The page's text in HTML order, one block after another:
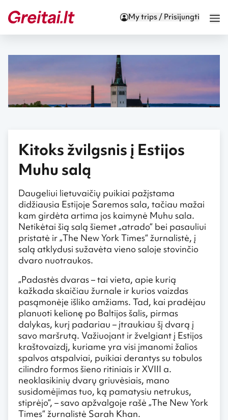
My trips / Prisijungti
Kitoks žvilgsnis į Estijos
Muhu salą
Daugeliui lietuvaičių puikiai pažįstama
didžiausia Estijoje Saremos sala, tačiau mažai
kam girdėta artima jos kaimynė Muhu sala.
Netikėtai šią salą šiemet „atrado“ bei pasauliui
pristatė ir „The New York Times“ žurnalistė, į
salą atklydusi sužavėta vieno saloje stovinčio
dvaro nuotraukos.
„Padastės dvaras – tai vieta, apie kurią
kažkada skaičiau žurnale ir kurios vaizdas
pasąmonėje išliko amžiams. Tad, kai pradėjau
planuoti kelionę po Baltijos šalis, pirmas
dalykas, kurį padariau – įtraukiau šį dvarą į
savo maršrutą. Važiuojant ir žvelgiant į Estijos
kraštovaizdį, kuriame yra visi įmanomi žalios
spalvos atspalviai, puikiai derantys su tobulos
cilindro formos šieno ritiniais ir XVIII a.
neoklasikinių dvarų griuvėsiais, mano
susidomėjimas tuo, ką pamatysiu netrukus,
stiprėjo“, – savo apžvalgoje rašė „The New York
Times“ žurnalistė Sarah Khan.